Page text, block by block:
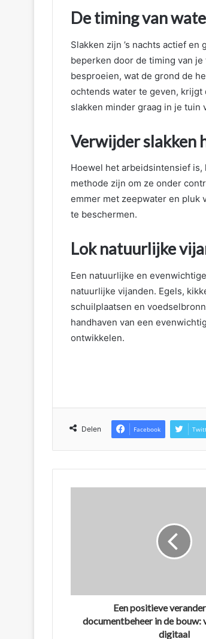
De timing van
Slakken zijn ’s nachts actief
beperken door de timing van je
besproeien, wat de grond de
ochtends water te geven, krijgt
slakken minder graag in je tuin
Verwijder slakken
Hoewel het arbeidsintensief is,
methode zijn om ze onder
emmer met zeepwater en pluk
te beschermen.
Lok natuurlijke
Een natuurlijke en
natuurlijke vijanden. Egels,
schuilplaatsen en
handhaven van een
ontwikkelen.
Delen Facebook
Een positieve
documentbeheer in de bouw:
digitaal